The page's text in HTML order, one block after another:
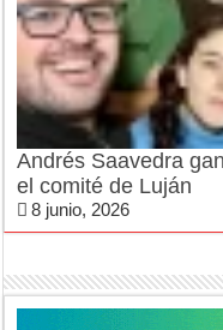
Andrés Saavedra
el comité de Luján
8 junio, 2026